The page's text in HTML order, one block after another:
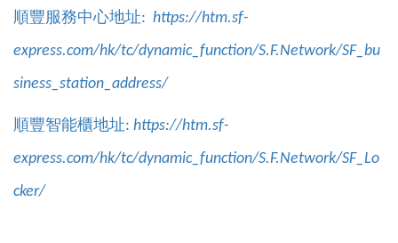
順豐服務中心地址: https://htm.sf-
express.com/hk/tc/dynamic_function/S.F.Network/SF_bu
siness_station_address/
順豐智能櫃地址: https://htm.sf-
express.com/hk/tc/dynamic_function/S.F.Network/SF_Lo
cker/